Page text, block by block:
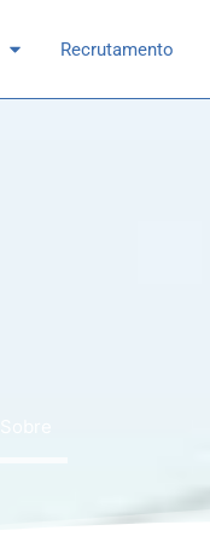
Open Acordos
Recrutamento